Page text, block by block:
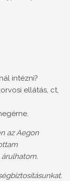
intézni?
ellátás, ct,
az Aegon